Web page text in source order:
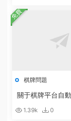
棋牌問題
關于棋牌平台自
1.39k 0
免費